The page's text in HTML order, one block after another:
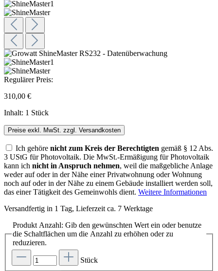
Regulärer Preis:
310,00 €
Inhalt: 1 Stück
Preise exkl. MwSt. zzgl. Versandkosten
Ich gehöre nicht zum Kreis der Berechtigten gemäß § 12 Abs.
3 UStG für Photovoltaik. Die MwSt.-Ermäßigung für Photovoltaik
kann ich nicht in Anspruch nehmen, weil die maßgebliche Anlage
weder auf oder in der Nähe einer Privatwohnung oder Wohnung
noch auf oder in der Nähe zu einem Gebäude installiert werden soll,
das einer Tätigkeit des Gemeinwohls dient. Weitere Informationen
Versandfertig in 1 Tag, Lieferzeit ca. 7 Werktage
Produkt Anzahl: Gib den gewünschten Wert ein oder benutze
die Schaltflächen um die Anzahl zu erhöhen oder zu
reduzieren.
Stück